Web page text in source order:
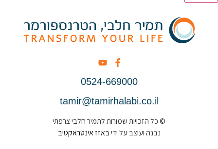
0524-669000
tamir@tamirhalabi.co.il
© כל הזכויות שמורות לתמיר חלבי צרפתי
נבנה ועוצב על ידיבאזז אינטראקטיב